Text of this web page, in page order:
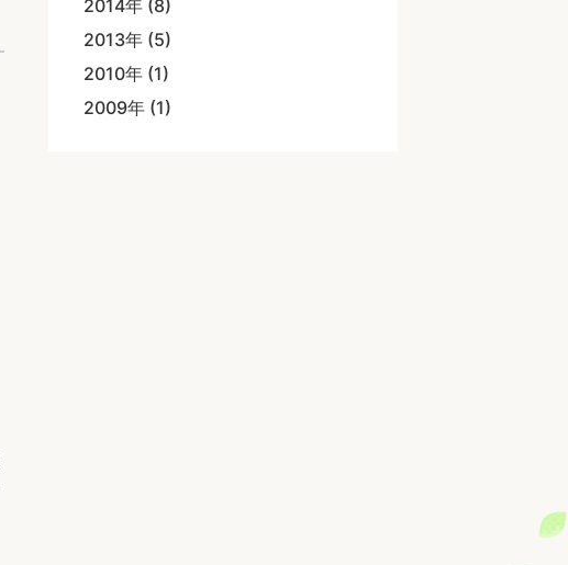
2014年 (8)
2013年 (5)
2010年 (1)
2009年 (1)